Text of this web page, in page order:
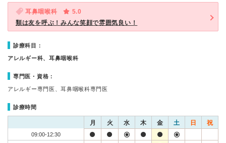
耳鼻咽喉科
5.0
類は友を呼ぶ！みんな笑顔で雰囲気良い！
診療科目：
アレルギー科、耳鼻咽喉科
専門医・資格：
アレルギー専門医、耳鼻咽喉科専門医
診療時間
月 火 水 木 金 土 日 祝
09:00-12:30